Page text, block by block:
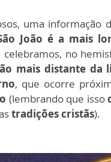
uma informação
João é a mais
celebramos, no
mais distante da
, que ocorre
(lembrando que isso
tradições cristãs).